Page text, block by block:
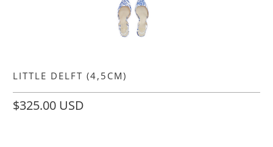
LITTLE DELFT (4,5CM)
$325.00 USD